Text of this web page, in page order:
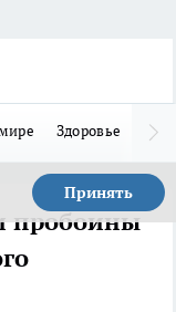
Здоровье
Принять
пробоины